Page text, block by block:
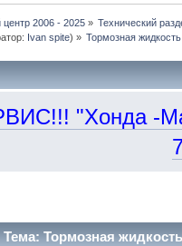
2006 - 2025» Технический
Ivan spite) » Тормозная
"Хонда -
Тема: Тормозная